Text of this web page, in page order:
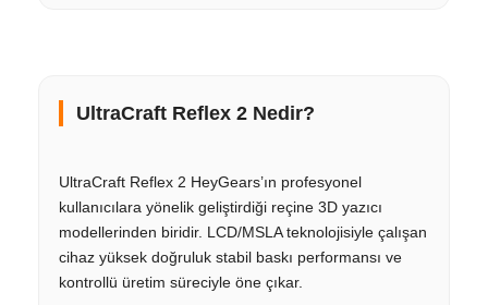
UltraCraft Reflex 2 Nedir?
UltraCraft Reflex 2 HeyGears’ın profesyonel
kullanıcılara yönelik geliştirdiği reçine 3D yazıcı
modellerinden biridir. LCD/MSLA teknolojisiyle çalışan
cihaz yüksek doğruluk stabil baskı performansı ve
kontrollü üretim süreciyle öne çıkar.